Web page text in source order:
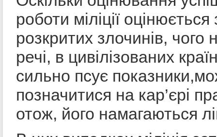
роботи міліції оцінюється
розкритих злочинів, чого
речі, в цивілізованих
сильно псує
позначитися на кар’єрі
отож, його намагаються